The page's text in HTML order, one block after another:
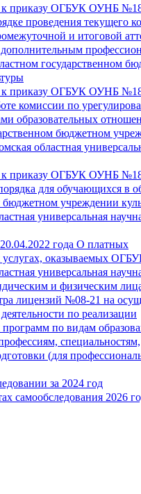
приказу ОГБУК ОУНБ
проведения текущего
и итоговой
государственном
приказу ОГБУК ОУНБ
комиссии по
образовательных
бюджетном
областная
приказу ОГБУК ОУНБ
для обучающихся в
бюджетном учреждении
универсальная
года О платных
услугах, оказываемых
универсальная
и физическим
лицензий №08-21 на
по реализации
программ по видам
специальностям,
(для
за 2024 год
самообследования 2026